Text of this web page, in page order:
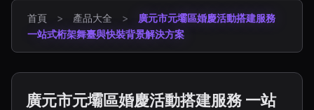
首頁 > 產品大全 >
廣元市元壩區婚慶活動搭建服務
一站式桁架舞臺與快裝背景解決方案
廣元市元壩區婚慶活動搭建服務 一站